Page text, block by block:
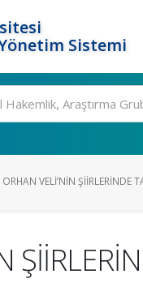
Sistemi
ORHAN VELİ’NİN ŞİİRLERİNDE